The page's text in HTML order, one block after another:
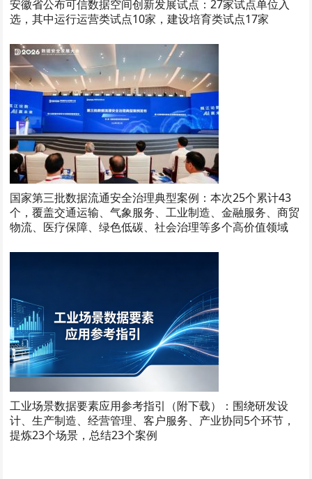
安徽省公布可信数据空间创新发展试点：27家试点单位入
选，其中运行运营类试点10家，建设培育类试点17家
国家第三批数据流通安全治理典型案例：本次25个累计43
个，覆盖交通运输、气象服务、工业制造、金融服务、商贸
物流、医疗保障、绿色低碳、社会治理等多个高价值领域
工业场景数据要素应用参考指引（附下载）：围绕研发设
计、生产制造、经营管理、客户服务、产业协同5个环节，
提炼23个场景，总结23个案例